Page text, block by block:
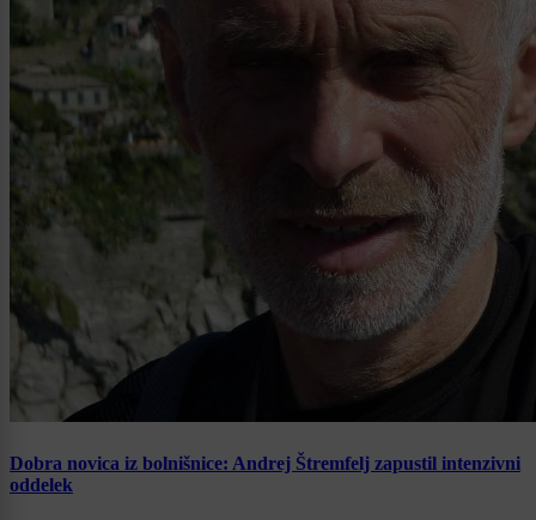
Dobra novica iz bolnišnice: Andrej Štremfelj zapustil intenzivni
oddelek